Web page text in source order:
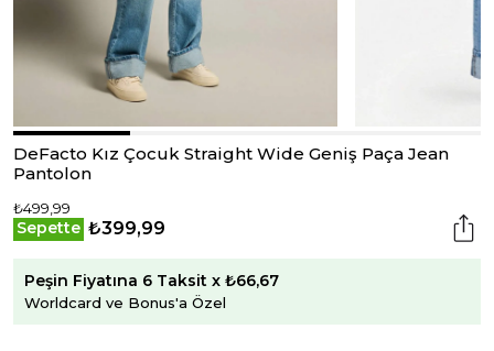
DeFacto Kız Çocuk Straight Wide Geniş Paça Jean
Pantolon
₺499,99
Sepette ₺399,99
Peşin Fiyatına 6 Taksit x ₺66,67
Worldcard ve Bonus'a Özel